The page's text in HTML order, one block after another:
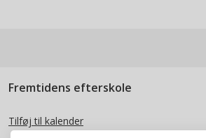
Fremtidens efterskole
Tilføj til kalender